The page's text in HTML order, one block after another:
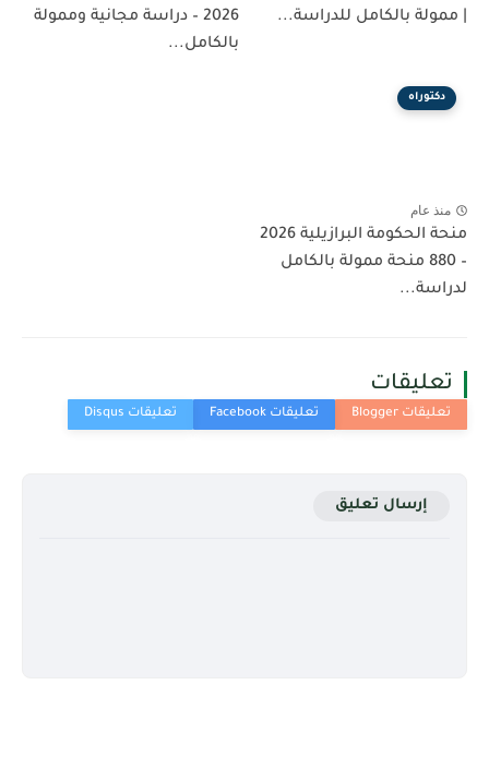
| ممولة بالكامل للدراسة...
2026 – دراسة مجانية وممولة
بالكامل...
دكتوراه
منذ عام
منحة الحكومة البرازيلية 2026
– 880 منحة ممولة بالكامل
لدراسة...
تعليقات
إرسال تعليق